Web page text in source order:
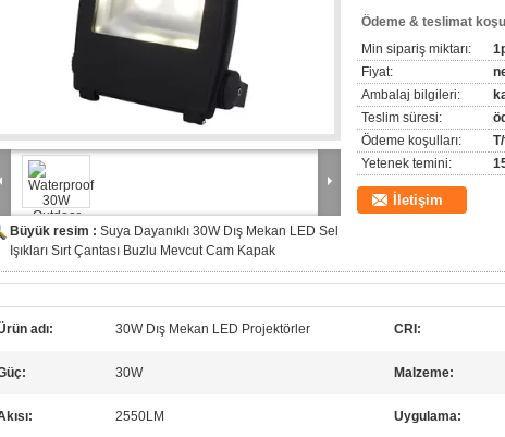
Büyük resim : Suya Dayanıklı 30W Dış Mekan LED Sel
Işıkları Sırt Çantası Buzlu Mevcut Cam Kapak
Ödeme & teslimat
Min sipariş miktarı:
Fiyat:
Ambalaj bilgileri:
Teslim süresi:
Ödeme koşulları:
Yetenek temini:
İletişim
adı: 30W Dış Mekan LED Projektörler CRI:
30W Malzeme:
2550LM Uygulama: